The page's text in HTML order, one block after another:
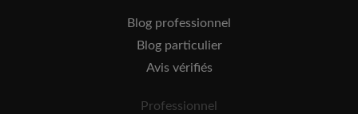
Blog professionnel
Blog particulier
Avis vérifiés
Professionnel